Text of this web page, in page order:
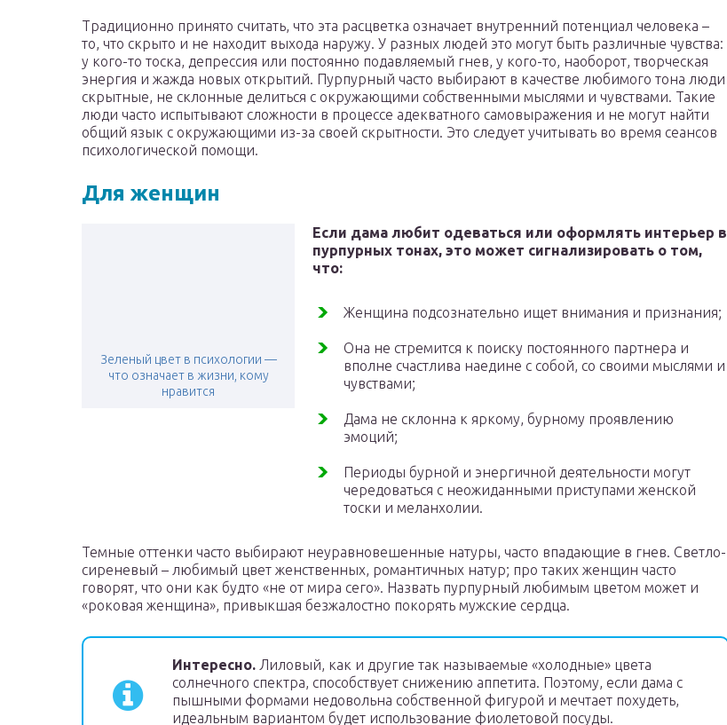
Традиционно принято считать, что эта расцветка означает внутренний потенциал человека –
то, что скрыто и не находит выхода наружу. У разных людей это могут быть различные чувства:
у кого-то тоска, депрессия или постоянно подавляемый гнев, у кого-то, наоборот, творческая
энергия и жажда новых открытий. Пурпурный часто выбирают в качестве любимого тона люди
скрытные, не склонные делиться с окружающими собственными мыслями и чувствами. Такие
люди часто испытывают сложности в процессе адекватного самовыражения и не могут найти
общий язык с окружающими из-за своей скрытности. Это следует учитывать во время сеансов
психологической помощи.
Для женщин
Зеленый цвет в психологии —
что означает в жизни, кому
нравится
Если дама любит одеваться или оформлять интерьер в
пурпурных тонах, это может сигнализировать о том,
что:
Женщина подсознательно ищет внимания и признания;
Она не стремится к поиску постоянного партнера и
вполне счастлива наедине с собой, со своими мыслями и
чувствами;
Дама не склонна к яркому, бурному проявлению
эмоций;
Периоды бурной и энергичной деятельности могут
чередоваться с неожиданными приступами женской
тоски и меланхолии.
Темные оттенки часто выбирают неуравновешенные натуры, часто впадающие в гнев. Светло-
сиреневый – любимый цвет женственных, романтичных натур; про таких женщин часто
говорят, что они как будто «не от мира сего». Назвать пурпурный любимым цветом может и
«роковая женщина», привыкшая безжалостно покорять мужские сердца.
Интересно. Лиловый, как и другие так называемые «холодные» цвета
солнечного спектра, способствует снижению аппетита. Поэтому, если дама с
пышными формами недовольна собственной фигурой и мечтает похудеть,
идеальным вариантом будет использование фиолетовой посуды.